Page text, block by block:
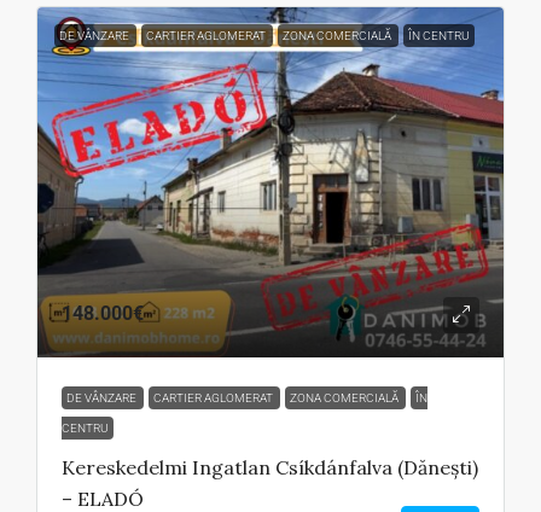
DE VÂNZARE CARTIER AGLOMERAT ZONA COMERCIALĂ ÎN CENTRU
148.000€
DE VÂNZARE CARTIER AGLOMERAT ZONA COMERCIALĂ ÎN
CENTRU
Kereskedelmi Ingatlan Csíkdánfalva (Dănești)
– ELADÓ